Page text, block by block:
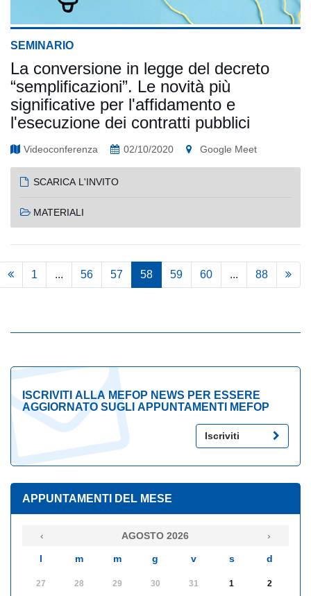
SEMINARIO
La conversione in legge del decreto
“semplificazioni”. Le novità più
significative per l'affidamento e
l'esecuzione dei contratti pubblici
Videoconferenza 02/10/2020 Google Meet
SCARICA L'INVITO
MATERIALI
1 ... 56 57 58 59 60 ... 88
ISCRIVITI ALLA MEFOP NEWS PER ESSERE
AGGIORNATO SUGLI APPUNTAMENTI MEFOP
Iscriviti
APPUNTAMENTI DEL MESE
‹ AGOSTO 2026 ›
l m m g v s d
27 28 29 30 31 1 2